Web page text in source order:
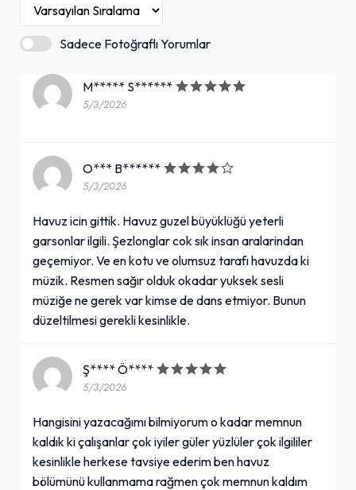
Sadece Fotoğraflı Yorumlar
M***** S******
5/3/2026
O*** B******
5/3/2026
Havuz icin gittik. Havuz guzel büyüklüğü yeterli
garsonlar ilgili. Şezlonglar cok sık insan aralarindan
geçemiyor. Ve en kotu ve olumsuz tarafı havuzda ki
müzik. Resmen sağır olduk okadar yuksek sesli
müziğe ne gerek var kimse de dans etmiyor. Bunun
düzeltilmesi gerekli kesinlikle.
Ş**** Ö****
5/3/2026
Hangisini yazacağımı bilmiyorum o kadar memnun
kaldık ki çalışanlar çok iyiler güler yüzlüler çok ilgililer
kesinlikle herkese tavsiye ederim ben havuz
bölümünü kullanmama rağmen çok memnun kaldım